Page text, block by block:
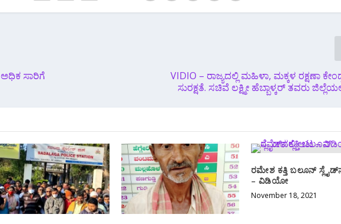
ಸಾರಿಗೆ
VIDIO – ರಾಜ್ಯದಲ್ಲಿ ಮಹಿಳಾ, ಮಕ್ಕಳ ರಕ್ಷಣಾ
ಸುರಕ್ಷತೆ. ಸಚಿವೆ ಲಕ್ಷ್ಮೀ ಹೆಬ್ಬಾಳ್ಕರ್ ತವರು
ರಮೇಶ ಕತ್ತಿ ಬಲೂನ್
– ವಿಡಿಯೋ
November 18, 2021